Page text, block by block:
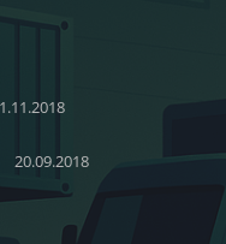
20.09.2018